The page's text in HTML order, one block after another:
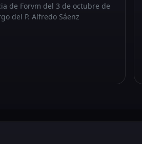
de Forvm del 3 de octubre de
del P. Alfredo Sáenz